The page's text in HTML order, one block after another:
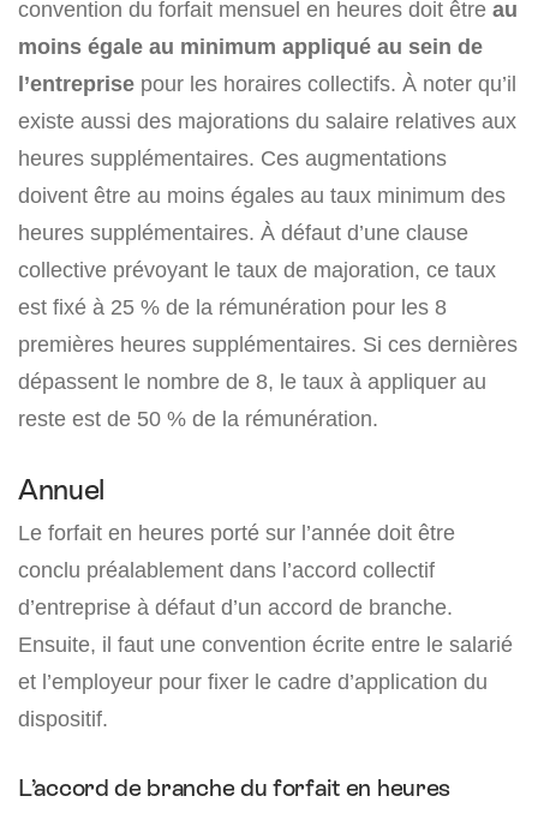
convention du forfait mensuel en heures doit être au
moins égale au minimum appliqué au sein de
l’entreprise pour les horaires collectifs. À noter qu’il
existe aussi des majorations du salaire relatives aux
heures supplémentaires. Ces augmentations
doivent être au moins égales au taux minimum des
heures supplémentaires. À défaut d’une clause
collective prévoyant le taux de majoration, ce taux
est fixé à 25 % de la rémunération pour les 8
premières heures supplémentaires. Si ces dernières
dépassent le nombre de 8, le taux à appliquer au
reste est de 50 % de la rémunération.
Annuel
Le forfait en heures porté sur l’année doit être
conclu préalablement dans l’accord collectif
d’entreprise à défaut d’un accord de branche.
Ensuite, il faut une convention écrite entre le salarié
et l’employeur pour fixer le cadre d’application du
dispositif.
L’accord de branche du forfait en heures